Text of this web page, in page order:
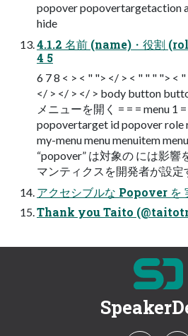
popover popovertargetaction
hide
4.1.2 名前 (name)・役割
4 5
6 7 8 < > < " "> </ > < " " " "> <
</ > </ > </ > body button
メニューを開く = = = menu 1
popovertarget id popover role
my-menu menu menuitem
“popover” は対象の には影
マンティクスを開発者が設定
アクセシブルな Popover を
Thank you Taito